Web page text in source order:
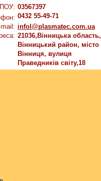
03567397
0432 55-49-71
infol@plasmatec.com.ua
21036,Вінницька область,
Вінницький район, місто
Вінниця, вулиця
Праведників світу,18